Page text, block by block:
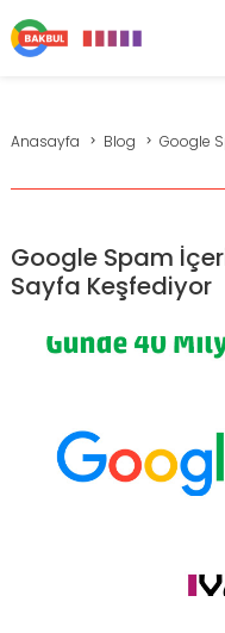
Anasayfa Blog Google
Google Spam
Sayfa Keşfediyor